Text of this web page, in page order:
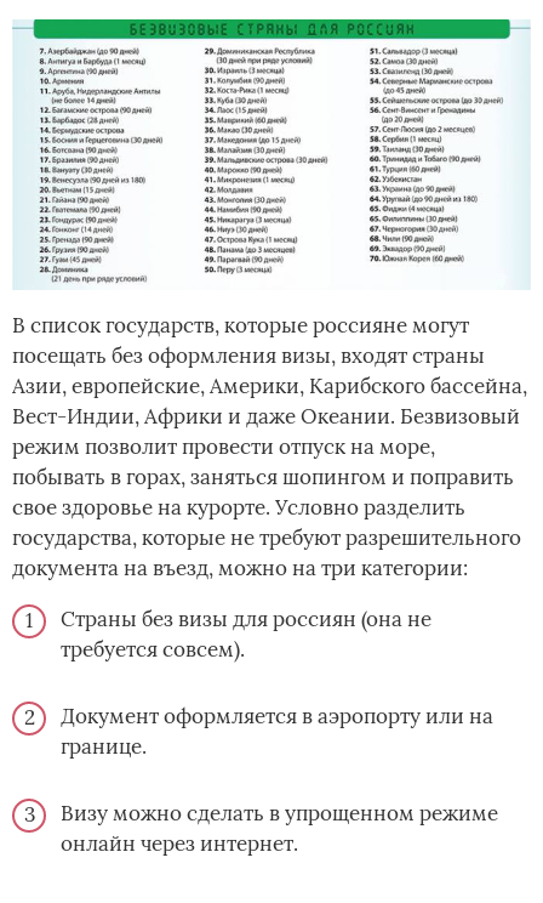
В список государств, которые россияне могут
посещать без оформления визы, входят страны
Азии, европейские, Америки, Карибского бассейна,
Вест-Индии, Африки и даже Океании. Безвизовый
режим позволит провести отпуск на море,
побывать в горах, заняться шопингом и поправить
свое здоровье на курорте. Условно разделить
государства, которые не требуют разрешительного
документа на въезд, можно на три категории:
Страны без визы для россиян (она не
требуется совсем).
Документ оформляется в аэропорту или на
границе.
Визу можно сделать в упрощенном режиме
онлайн через интернет.